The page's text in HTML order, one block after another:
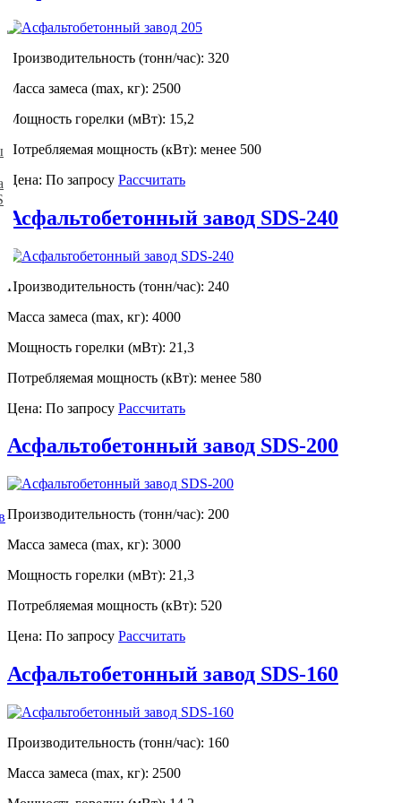
Производительность (тонн/час): 320
Масса замеса (max, кг): 2500
Мощность горелки (мВт): 15,2
Потребляемая мощность (кВт): менее 500
Цена: По запросу Рассчитать
Асфальтобетонный завод SDS-240
Производительность (тонн/час): 240
Масса замеса (max, кг): 4000
Мощность горелки (мВт): 21,3
Потребляемая мощность (кВт): менее 580
Цена: По запросу Рассчитать
Асфальтобетонный завод SDS-200
Производительность (тонн/час): 200
Масса замеса (max, кг): 3000
Мощность горелки (мВт): 21,3
Потребляемая мощность (кВт): 520
Цена: По запросу Рассчитать
Асфальтобетонный завод SDS-160
Производительность (тонн/час): 160
Масса замеса (max, кг): 2500